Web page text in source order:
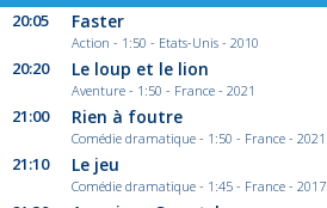
20:05 Faster
Action - 1:50 - Etats-Unis - 2010
20:20 Le loup et le lion
Aventure - 1:50 - France - 2021
21:00 Rien à foutre
Comédie dramatique - 1:50 - France - 2021
21:10 Le jeu
Comédie dramatique - 1:45 - France - 2017